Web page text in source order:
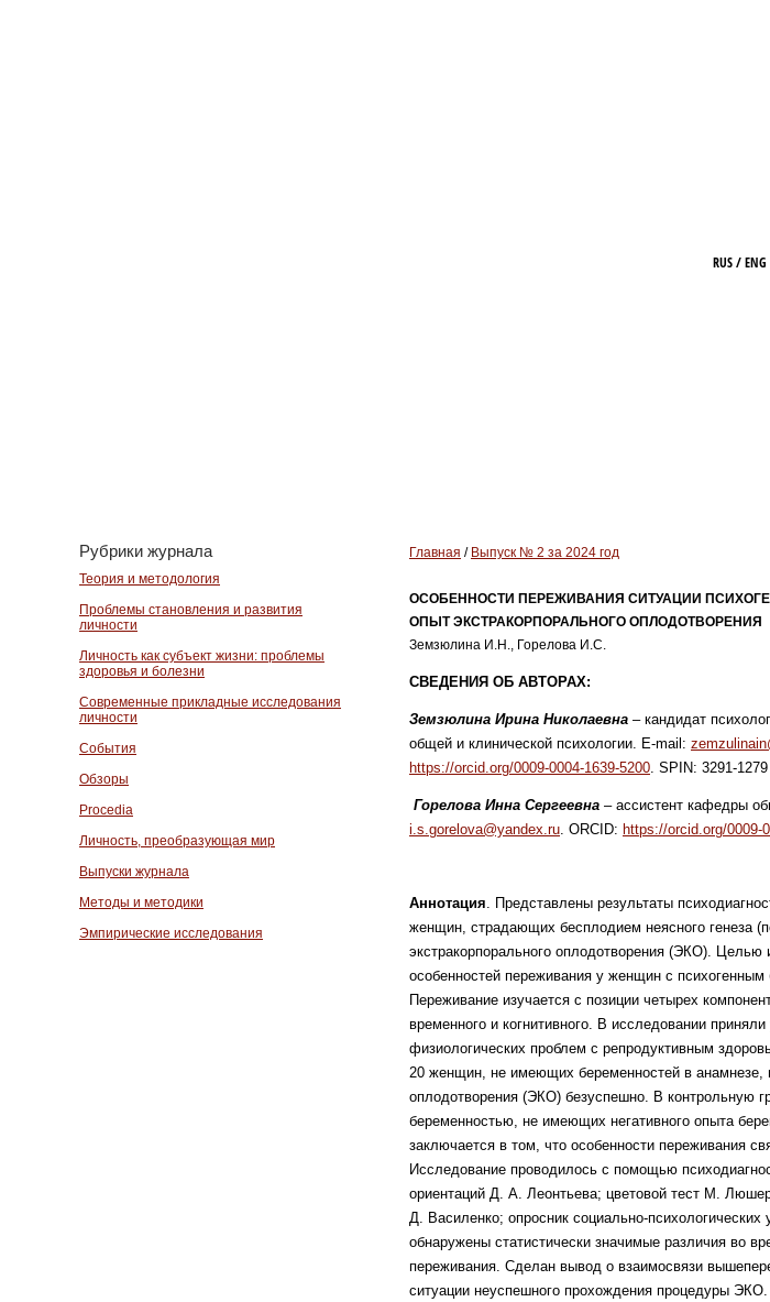
RUS/ENG
Рубрики журнала
Теория и методология
Проблемы становления и развития
личности
Личность как субъект жизни: проблемы
здоровья и болезни
Современные прикладные исследования
личности
События
Обзоры
Procedia
Личность, преобразующая мир
Выпуски журнала
Методы и методики
Эмпирические исследования
Главная / Выпуск № 2 за 2024 год
ОСОБЕННОСТИ ПЕРЕЖИВАНИЯ СИТУАЦИИ
ОПЫТ ЭКСТРАКОРПОРАЛЬНОГО ОПЛОДОТВОРЕНИЯ
Земзюлина И.Н., Горелова И.С.
СВЕДЕНИЯ ОБ АВТОРАХ:
Земзюлина Ирина Николаевна – кандидат
общей и клинической психологии. E-mail:
https://orcid.org/0009-0004-1639-5200. SPIN: 3291-1279
Горелова Инна Сергеевна – ассистент кафедры
i.s.gorelova@yandex.ru. ORCID: https://orcid.org/0009-
Аннотация. Представлены результаты
женщин, страдающих бесплодием неясного генеза
экстракорпорального оплодотворения (ЭКО). Целью
особенностей переживания у женщин с
Переживание изучается с позиции четырех
временного и когнитивного. В исследовании
физиологических проблем с репродуктивным
20 женщин, не имеющих беременностей в анамнезе,
оплодотворения (ЭКО) безуспешно. В контрольную
беременностью, не имеющих негативного опыта
заключается в том, что особенности переживания
Исследование проводилось с помощью
ориентаций Д. А. Леонтьева; цветовой тест М.
Д. Василенко; опросник социально-
обнаружены статистически значимые различия во
переживания. Сделан вывод о взаимосвязи
ситуации неуспешного прохождения процедуры ЭКО.